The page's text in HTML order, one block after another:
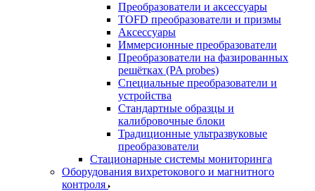
Преобразователи и аксессуары
TOFD преобразователи и призмы
Аксессуары
Иммерсионные преобразователи
Преобразователи на фазированных
решётках (PA probes)
Специальные преобразователи и
устройства
Стандартные образцы и
калибровочные блоки
Традиционные ультразвуковые
преобразователи
Стационарные системы мониторинга
Оборудования вихретокового и магнитного
контроля